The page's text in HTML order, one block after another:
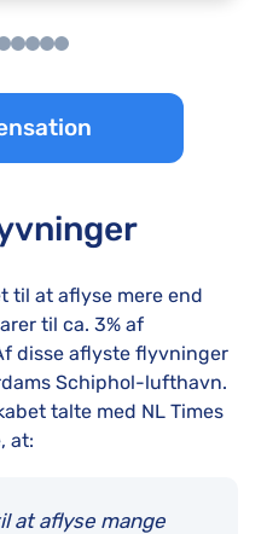
til at aflyse mere end
til ca. 3% af
disse aflyste flyvninger
Schiphol-lufthavn.
talte med NL Times
at:
at aflyse mange